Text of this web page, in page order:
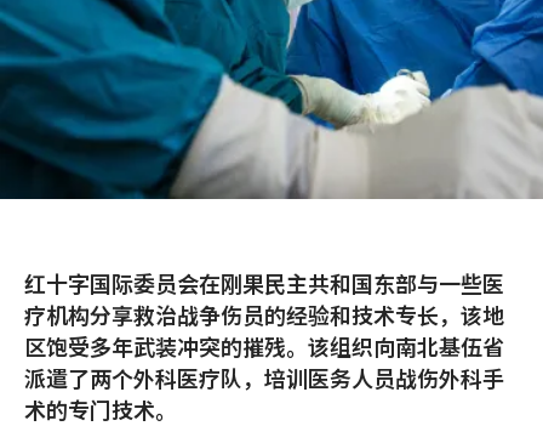
红十字国际委员会在刚果民主共和国东部与一些医
疗机构分享救治战争伤员的经验和技术专长，该地
区饱受多年武装冲突的摧残。该组织向南北基伍省
派遣了两个外科医疗队，培训医务人员战伤外科手
术的专门技术。